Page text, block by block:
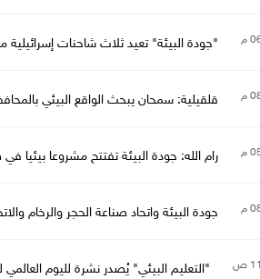
"جودة البيئة" تعيد ثلاث شاحنات إسرائيلية
قلقيلية: سمحان يبحث الواقع البيئي
رام الله: جودة البيئة تفتتح مشروعا بيئيا
جودة البيئة واتحاد صناعة الحجر والرخام
"التعليم البيئي" يُصدر نشرة لليوم